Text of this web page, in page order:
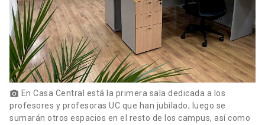
photo_camera En Casa Central está la primera sala dedicada a los
profesores y profesoras UC que han jubilado; luego se
sumarán otros espacios en el resto de los campus, así como